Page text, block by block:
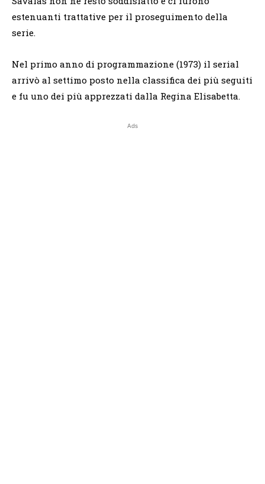
estenuanti trattative per il proseguimento della
serie.
Nel primo anno di programmazione (1973) il serial
arrivò al settimo posto nella classifica dei più seguiti
e fu uno dei più apprezzati dalla Regina Elisabetta.
Ads